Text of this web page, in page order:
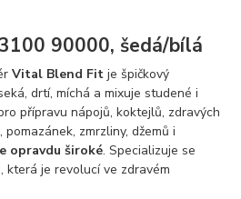
90000, šedá/bílá
Vital Blend Fit je špičkový
drtí, míchá a mixuje studené i
přípravu nápojů, koktejlů, zdravých
zmrzliny, džemů i
opravdu široké. Specializuje se
, která je revolucí ve zdravém